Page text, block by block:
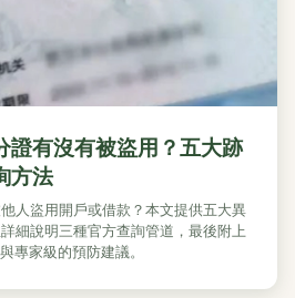
證有沒有被盜用？五大跡
方法
人盜用開戶或借款？本文提供五大異
細說明三種官方查詢管道，最後附上
專家級的預防建議。